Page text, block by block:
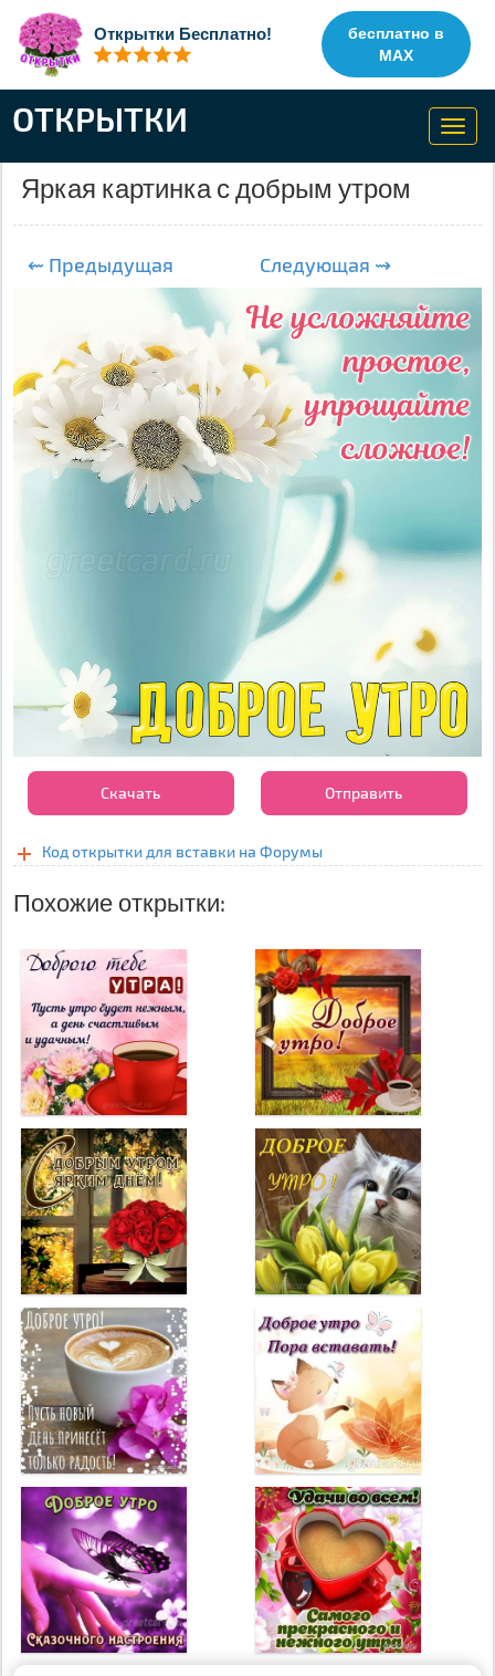
Открытки Бесплатно!
бесплатно в
MAX
ОТКРЫТКИ
Яркая картинка с добрым утром
⇜ Предыдущая Следующая ⇝
Скачать Отправить
Код открытки для вставки на Форумы
Похожие открытки: